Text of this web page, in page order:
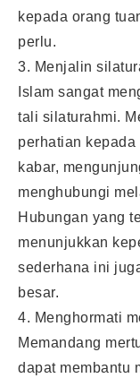
kepada orang
perlu.
3. Menjalin
Islam sangat
tali silaturahmi.
perhatian kepada
kabar,
menghubungi
Hubungan yang
menunjukkan
sederhana ini
besar.
4. Menghormati
Memandang
dapat membantu